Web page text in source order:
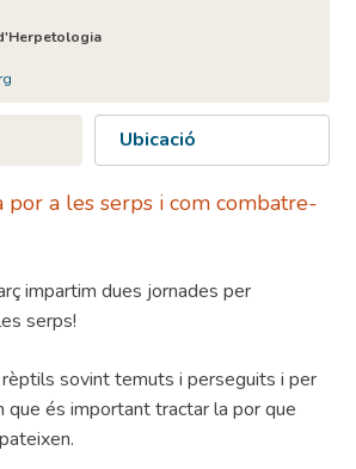
Ubicació
a les serps i com combatre-
impartim dues jornades per
serps!
sovint temuts i perseguits i per
que és important tractar la por que